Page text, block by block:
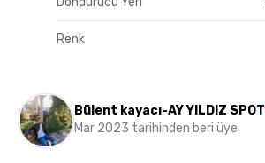
Renk
Bülent kayacı-AY YILDIZ SPOT
Mar 2023 tarihinden beri üye